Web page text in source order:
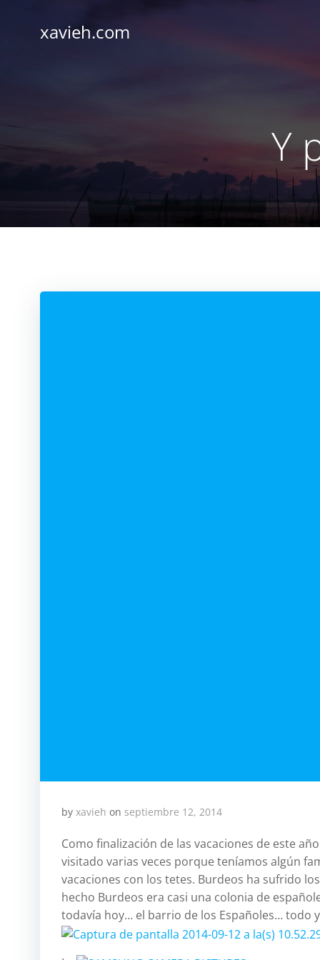
contenidoxavieh.com
Y
by xavieh on septiembre 12, 2014
Como finalización de las vacaciones de este
visitado varias veces porque teníamos algún
vacaciones con los tetes. Burdeos ha sufrido
hecho Burdeos era casi una colonia de
todavía hoy… el barrio de los Españoles… todo